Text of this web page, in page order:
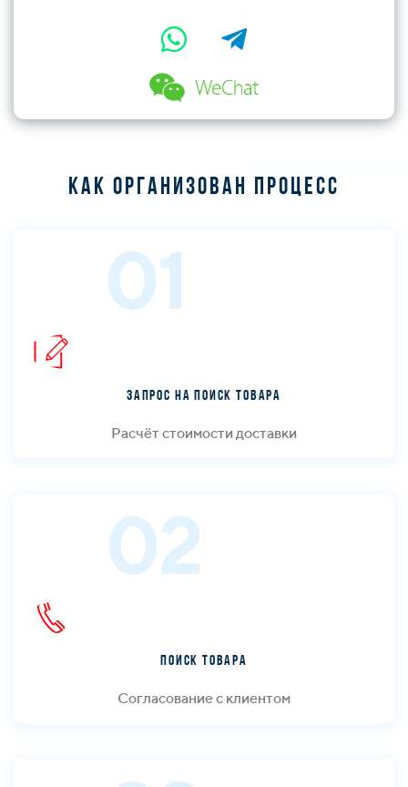
Как организован процесс
01
Запрос на поиск товара
Расчёт стоимости доставки
02
Поиск товара
Согласование с клиентом